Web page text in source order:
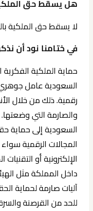
هل يسقط حق
لا يسقط حق الملكية
في ختامنا نود أن
حماية الملكية
السعودية عامل جوهري
رقمية. ذلك من خلال
والصارمة التي
السعودية إلى حماية
المجالات الرقمية
الإلكترونية أو
داخل المملكة مثل
آليات صارمة لحماية
للحد من القرصنة